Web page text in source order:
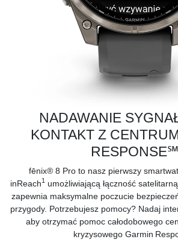
NADAWANIE
KONTAKT Z
RESPONSE℠
fēnix® 8 Pro to nasz pierwszy
inReach1
umożliwiającą łączność
zapewnia maksymalne poczucie
przygody. Potrzebujesz pomocy? Nadaj
aby otrzymać pomoc całodobowego
kryzysowego Garmin